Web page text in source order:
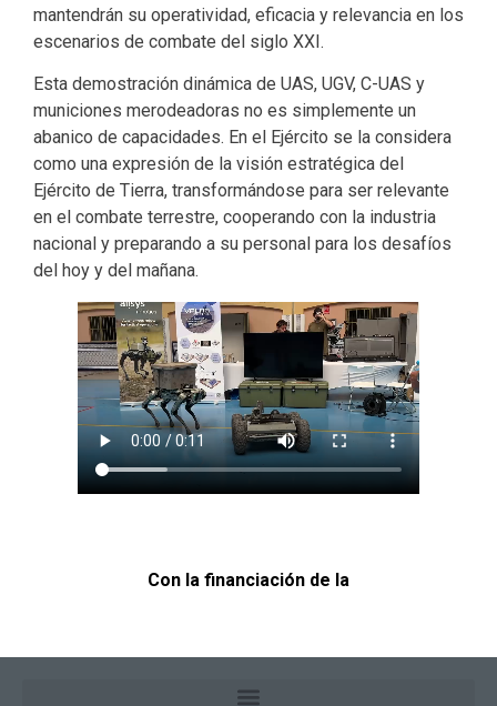
mantendrán su operatividad, eficacia y relevancia en los
escenarios de combate del siglo XXI.
Esta demostración dinámica de UAS, UGV, C-UAS y
municiones merodeadoras no es simplemente un
abanico de capacidades. En el Ejército se la considera
como una expresión de la visión estratégica del
Ejército de Tierra, transformándose para ser relevante
en el combate terrestre, cooperando con la industria
nacional y preparando a su personal para los desafíos
del hoy y del mañana.
Con la financiación de la